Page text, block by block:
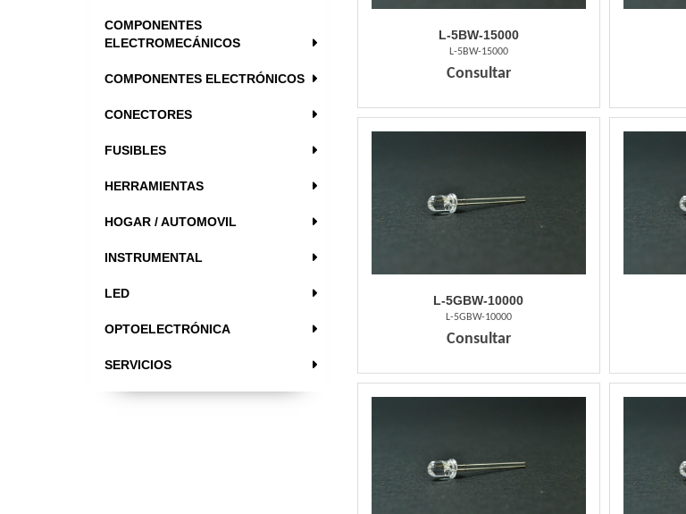
COMPONENTES
ELECTROMECÁNICOS
COMPONENTES ELECTRÓNICOS
CONECTORES
FUSIBLES
HERRAMIENTAS
HOGAR / AUTOMOVIL
INSTRUMENTAL
LED
OPTOELECTRÓNICA
SERVICIOS
L-5BW-15000
L-5BW-15000
Consultar
L-5GBW-10000
L-5GBW-10000
Consultar